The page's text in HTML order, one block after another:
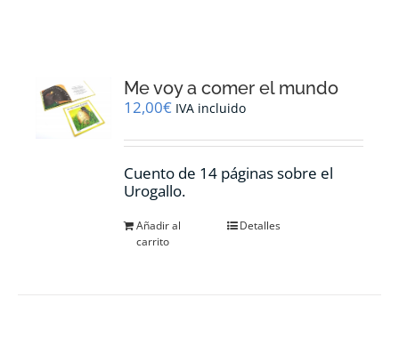
Me voy a comer el mundo
12,00€ IVA incluido
Cuento de 14 páginas sobre el
Urogallo.
Añadir al
carrito
Detalles